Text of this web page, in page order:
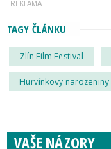
TAGY ČLÁNKU
Zlín Film Festival
Hurvínkovy narozeniny
VAŠE NÁZORY